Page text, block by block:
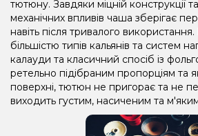
тютюну. Завдяки міцній конструкції
механічних впливів чаша зберігає
навіть після тривалого
більшістю типів кальянів та систем
калауди та класичний спосіб із
ретельно підібраним пропорціям та
поверхні, тютюн не пригорає та не
виходить густим, насиченим та